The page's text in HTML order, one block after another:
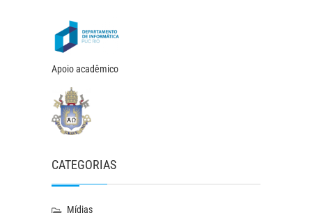
Apoio acadêmico
CATEGORIAS
Mídias